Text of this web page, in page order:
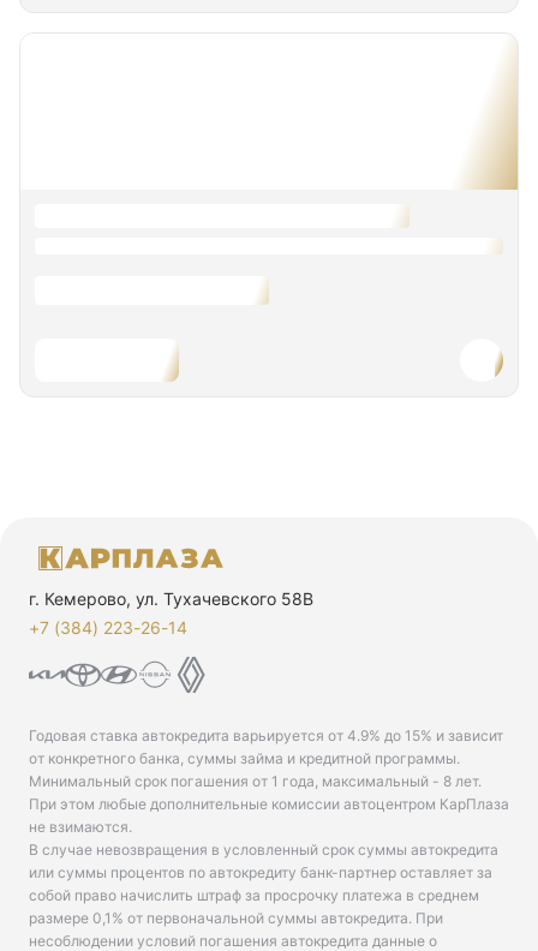
г. Кемерово, ул. Тухачевского 58В
+7 (384) 223-26-14‬
Годовая ставка автокредита варьируется от 4.9% до 15% и зависит
от конкретного банка, суммы займа и кредитной программы.
Минимальный срок погашения от 1 года, максимальный - 8 лет.
При этом любые дополнительные комиссии автоцентром КарПлаза
не взимаются.
В случае невозвращения в условленный срок суммы автокредита
или суммы процентов по автокредиту банк-партнер оставляет за
собой право начислить штраф за просрочку платежа в среднем
размере 0,1% от первоначальной суммы автокредита. При
несоблюдении условий погашения автокредита данные о